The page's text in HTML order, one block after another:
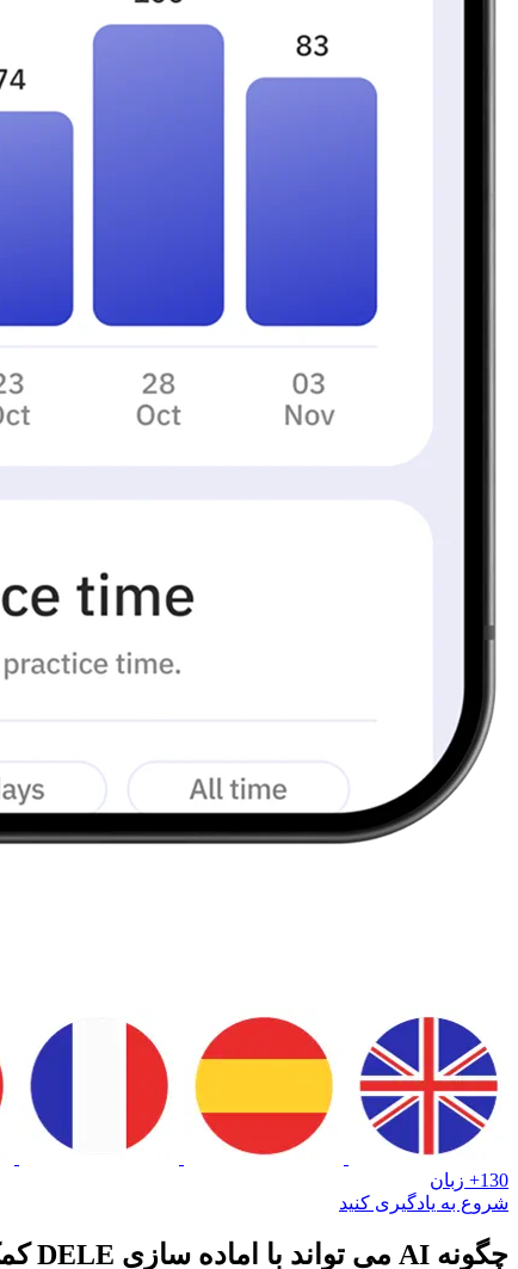
130+ زبان
شروع به یادگیری کنید
چگونه AI می تواند با اماده سازی DELE کمک کند